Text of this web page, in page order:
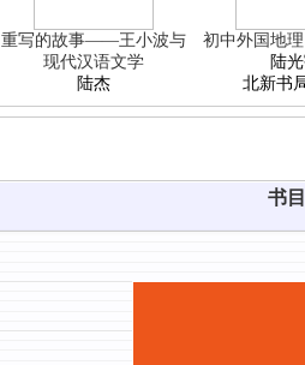
重写的故事——王小波与
现代汉语文学
陆杰
初中外国地
陆
北新书
书